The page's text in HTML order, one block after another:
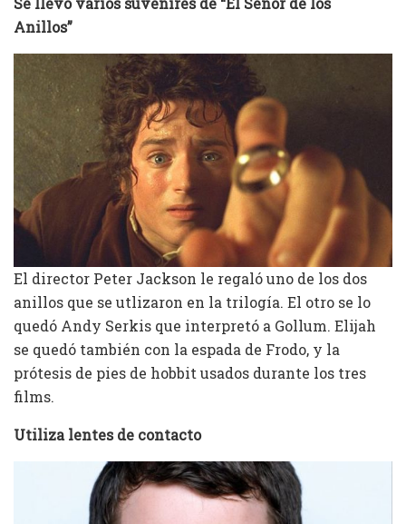
Anillos”
El director Peter Jackson le regaló uno de los dos
anillos que se utlizaron en la trilogía. El otro se lo
quedó Andy Serkis que interpretó a Gollum. Elijah
se quedó también con la espada de Frodo, y la
prótesis de pies de hobbit usados durante los tres
films.
Utiliza lentes de contacto